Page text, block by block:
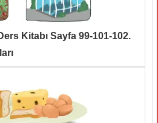
Kitabı Sayfa 99-101-102.